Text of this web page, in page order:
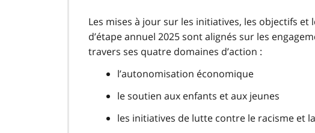
Les mises à jour sur les initiatives, les objectifs
d’étape annuel 2025 sont alignés sur les
travers ses quatre domaines d’action :
l’autonomisation économique
le soutien aux enfants et aux jeunes
les initiatives de lutte contre le racisme et